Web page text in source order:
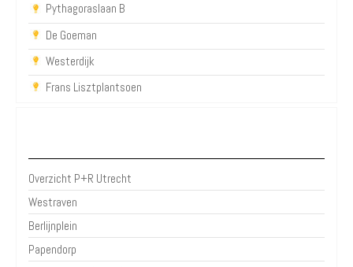
Pythagoraslaan B
De Goeman
Westerdijk
Frans Lisztplantsoen
Overzicht P+R Utrecht
Westraven
Berlijnplein
Papendorp